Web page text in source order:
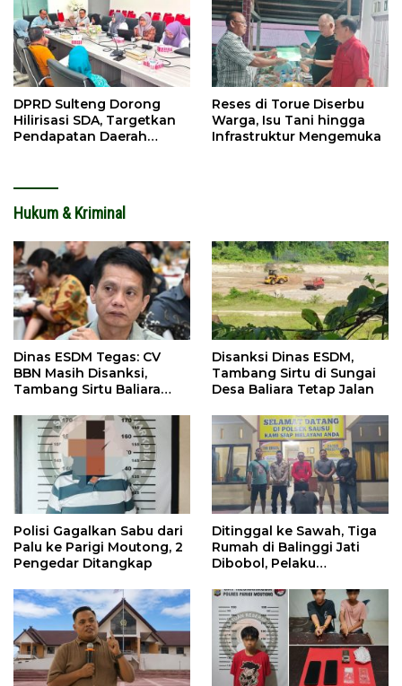
DPRD Sulteng Dorong
Hilirisasi SDA, Targetkan
Pendapatan Daerah
Reses di Torue Diserbu
Warga, Isu Tani hingga
Infrastruktur Mengemuka
Hukum & Kriminal
Dinas ESDM Tegas: CV
BBN Masih Disanksi,
Tambang Sirtu Baliara
Disanksi Dinas ESDM,
Tambang Sirtu di Sungai
Desa Baliara Tetap Jalan
Polisi Gagalkan Sabu dari
Palu ke Parigi Moutong, 2
Pengedar Ditangkap
Ditinggal ke Sawah, Tiga
Rumah di Balinggi Jati
Dibobol, Pelaku